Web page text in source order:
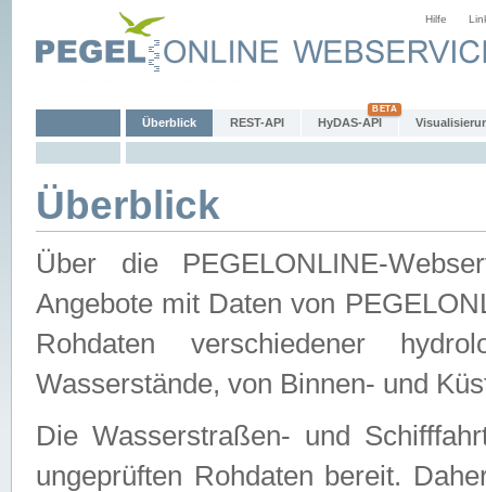
Hilfe
Überblick REST-API HyDAS-API
Überblick
Über die PEGELONLINE-
Angebote mit Daten von
Rohdaten verschiedener
Wasserstände, von Binnen- und
Die Wasserstraßen- und
ungeprüften Rohdaten bereit.